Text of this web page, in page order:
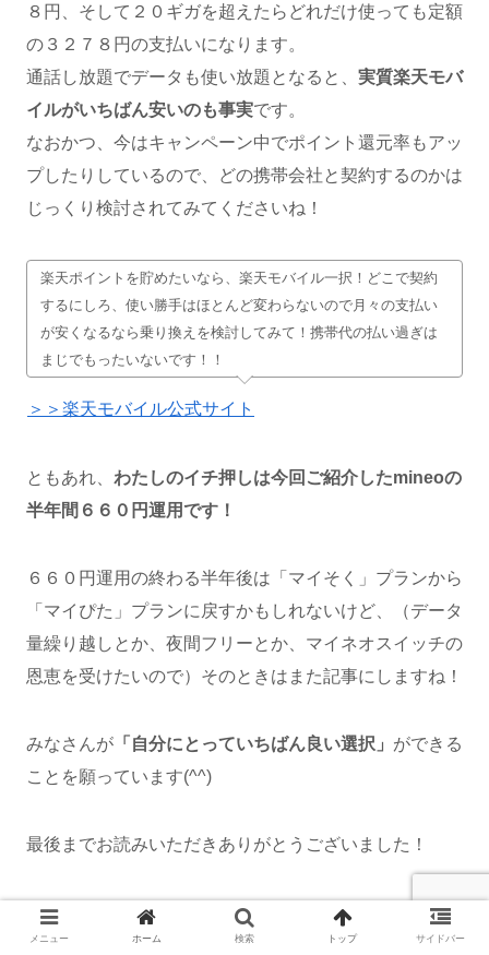
８円、そして２０ギガを超えたらどれだけ使っても定額
の３２７８円の支払いになります。
通話し放題でデータも使い放題となると、 実質楽天モバ
イルがいちばん安いのも事実です。
なおかつ、今はキャンペーン中でポイント還元率もアッ
プしたりしているので、どの携帯会社と契約するのかは
じっくり検討されてみてくださいね！
楽天ポイントを貯めたいなら、楽天モバイル一択！どこで契約
するにしろ、使い勝手はほとんど変わらないので月々の支払い
が安くなるなら乗り換えを検討してみて！携帯代の払い過ぎは
まじでもったいないです！！
＞＞楽天モバイル公式サイト
ともあれ、 わたしのイチ押しは今回ご紹介したmineoの
半年間６６０円運用です！
６６０円運用の終わる半年後は「マイそく」プランから
「マイぴた」プランに戻すかもしれないけど、（データ
量繰り越しとか、夜間フリーとか、マイネオスイッチの
恩恵を受けたいので）そのときはまた記事にしますね！
みなさんが 「自分にとっていちばん良い選択」 ができる
ことを願っています(^^)
最後までお読みいただきありがとうございました！
それではまた、お会いしましょう(^^)/
メニュー ホーム 検索 トップ サイドバー